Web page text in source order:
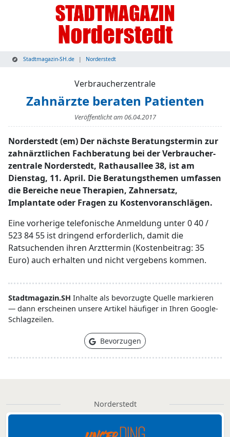
Stadtmagazin-SH.de Norderstedt
Verbraucherzentrale
Zahnärzte beraten Patienten
Veröffentlicht am06.04.2017
Norderstedt (em) Der nächste Beratungstermin zur
zahnärztlichen Fachberatung bei der Verbraucher­
zentrale Norderstedt, Rathausallee 38, ist am
Dienstag, 11. April. Die Beratungsthemen umfassen
die Bereiche neue Therapien, Zahnersatz,
Implantate oder Fragen zu Kostenvoranschlägen.
Eine vorherige telefonische Anmeldung unter 0 40 /
523 84 55 ist dringend erforderlich, damit die
Ratsuchenden ihren Arzttermin (Kostenbeitrag: 35
Euro) auch erhalten und nicht vergebens kommen.
Stadtmagazin.SH Inhalte als bevorzugte Quelle markieren
— dann erscheinen unsere Artikel häufiger in Ihren Google-
Schlagzeilen.
Bevorzugen
Norderstedt